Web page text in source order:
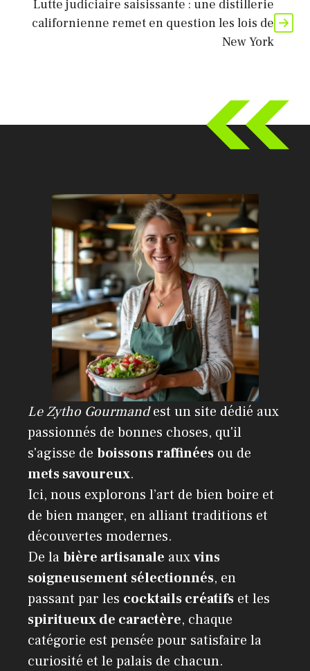
Lutte judiciaire saisissante : une distillerie
californienne remet en question les lois de
New York
Le Zytho Gourmandest un site dédié aux
passionnés de bonnes choses, qu'il
s'agisse de boissons raffinées ou de
mets savoureux.
Ici, nous explorons l’art de bien boire et
de bien manger, en alliant traditions et
découvertes modernes.
De labière artisanale auxvins
soigneusement sélectionnés, en
passant par les cocktails créatifs et les
spiritueux de caractère, chaque
catégorie est pensée pour satisfaire la
curiosité et le palais de chacun.